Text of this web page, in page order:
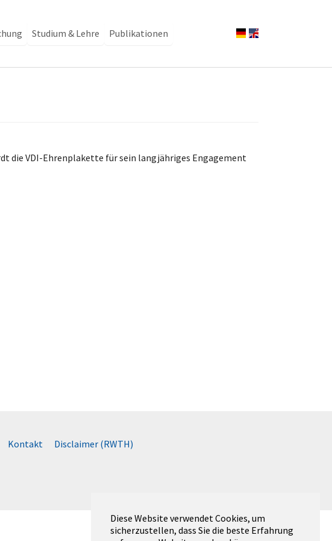
Diese Website verwendet Cookies, um
sicherzustellen, dass Sie die beste Erfahrung
Studium & Lehre Publikationen
die VDI-Ehrenplakette für sein langjähriges Engagement
Kontakt
Disclaimer (RWTH)